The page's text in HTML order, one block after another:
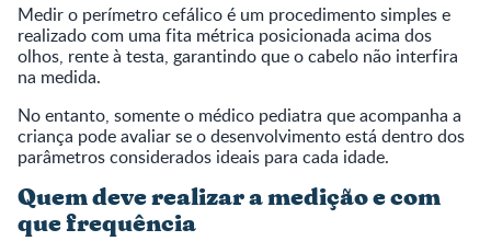
Medir o perímetro cefálico é um procedimento simples e
realizado com uma fita métrica posicionada acima dos
olhos, rente à testa, garantindo que o cabelo não interfira
na medida.
No entanto, somente o médico pediatra que acompanha a
criança pode avaliar se o desenvolvimento está dentro dos
parâmetros considerados ideais para cada idade.
Quem deve realizar a medição e com
que frequência